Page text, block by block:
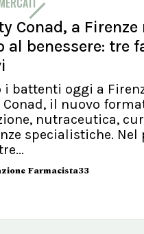
Conad, a
al benessere: tre
i battenti oggi a
Conad, il nuovo
nutraceutica,
specialistiche.
Farmacista33